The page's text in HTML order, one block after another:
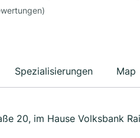
Spezialisierungen Map
20, im Hause Volksbank